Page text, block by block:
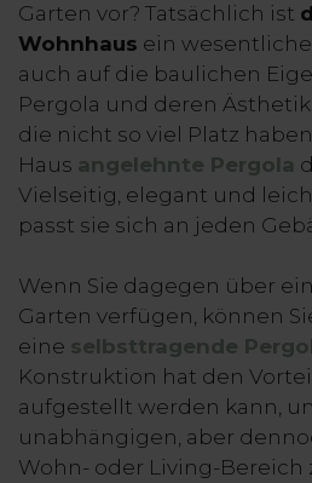
Garten vor? Tatsächlich ist
Wohnhaus ein
auch auf die baulichen
Pergola und deren
die nicht so viel Platz
Haus angelehnte Pergola
Vielseitig, elegant und
passt sie sich an jeden
Wenn Sie dagegen über
Garten verfügen, können
eine selbsttragende
Konstruktion hat den
aufgestellt werden kann,
unabhängigen, aber
Wohn- oder Living-Bereich